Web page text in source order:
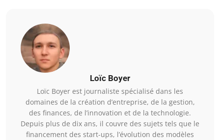
Loïc Boyer
Loïc Boyer est journaliste spécialisé dans les
domaines de la création d’entreprise, de la gestion,
des finances, de l’innovation et de la technologie.
Depuis plus de dix ans, il couvre des sujets tels que le
financement des start-ups, l’évolution des modèles